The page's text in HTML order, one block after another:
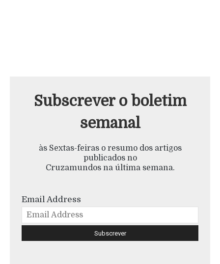
Subscrever o boletim
semanal
às Sextas-feiras o resumo dos artigos
publicados no
Cruzamundos na última semana.
Email Address